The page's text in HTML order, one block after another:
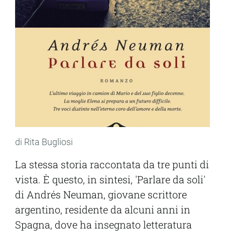
di Rita Bugliosi
La stessa storia raccontata da tre punti di
vista. È questo, in sintesi, 'Parlare da soli'
di Andrés Neuman, giovane scrittore
argentino, residente da alcuni anni in
Spagna, dove ha insegnato letteratura